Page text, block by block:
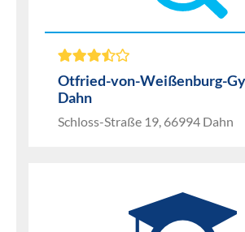
Otfried-von-Weißenburg-
Dahn
Schloss-Straße 19, 66994 Dahn